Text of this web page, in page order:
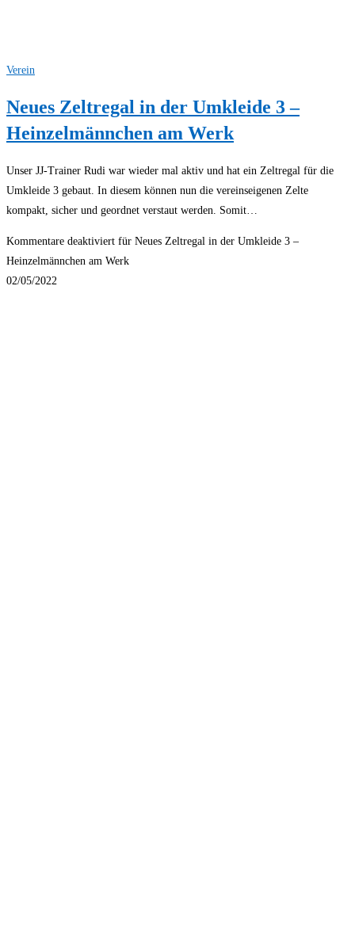
Verein
Neues Zeltregal in der Umkleide 3 –
Heinzelmännchen am Werk
Unser JJ-Trainer Rudi war wieder mal aktiv und hat ein Zeltregal für die
Umkleide 3 gebaut. In diesem können nun die vereinseigenen Zelte
kompakt, sicher und geordnet verstaut werden. Somit…
Kommentare deaktiviert für Neues Zeltregal in der Umkleide 3 –
Heinzelmännchen am Werk
02/05/2022